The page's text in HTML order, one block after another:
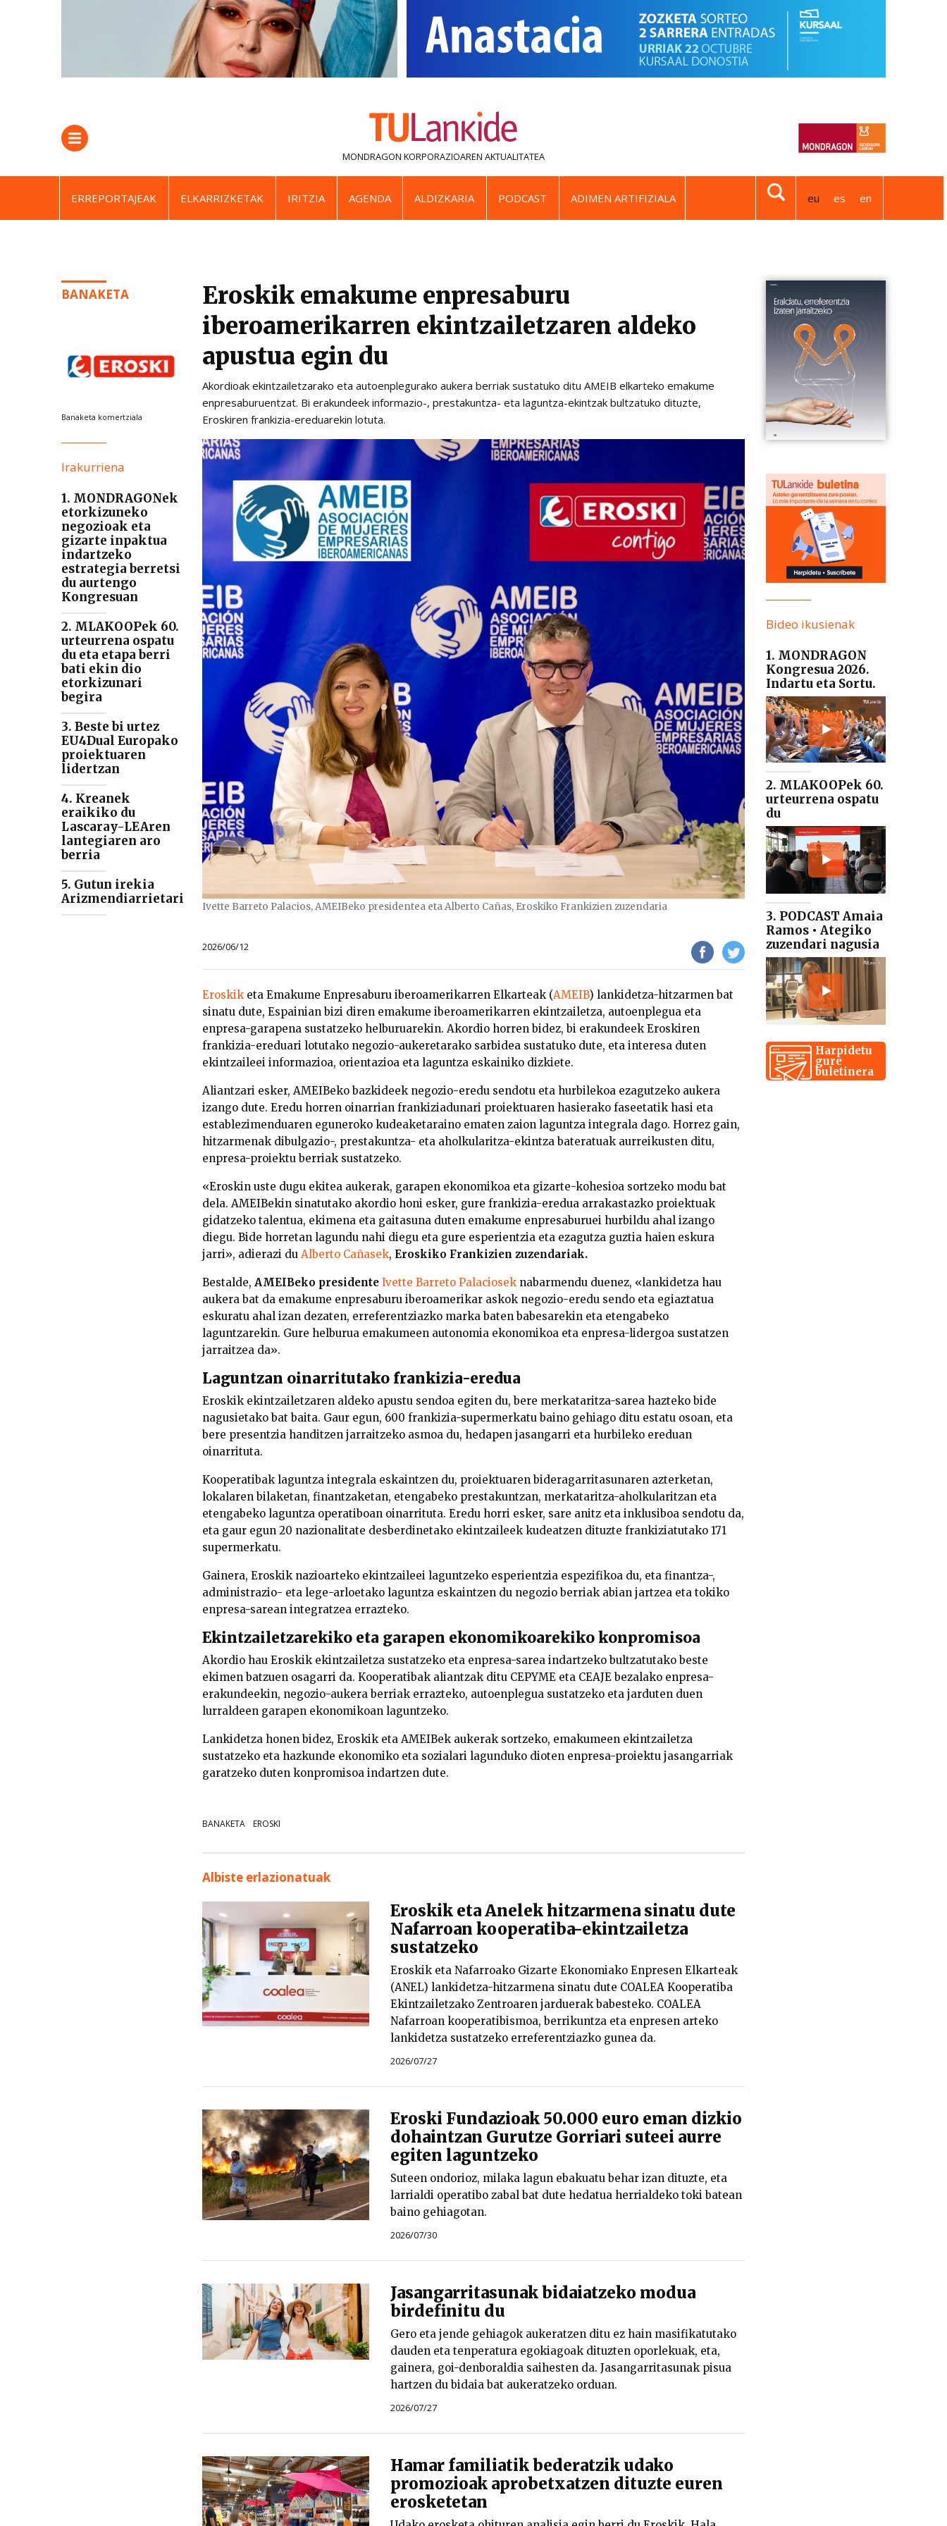
MONDRAGON KORPORAZIOAREN AKTUALITATEA
ERREPORTAJEAK ELKARRIZKETAK IRITZIA AGENDA ALDIZKARIA PODCAST ADIMEN ARTIFIZIALA eu es en
BANAKETA
Banaketa komertziala
Irakurriena
1. MONDRAGONek
etorkizuneko
negozioak eta
gizarte inpaktua
indartzeko
estrategia berretsi
du aurtengo
Kongresuan
2. MLAKOOPek 60.
urteurrena ospatu
du eta etapa berri
bati ekin dio
etorkizunari
begira
3. Beste bi urtez
EU4Dual Europako
proiektuaren
lidertzan
4. Kreanek
eraikiko du
Lascaray-LEAren
lantegiaren aro
berria
5. Gutun irekia
Arizmendiarrietari
Eroskik emakume enpresaburu
iberoamerikarren ekintzailetzaren aldeko
apustua egin du
Akordioak ekintzailetzarako eta autoenplegurako aukera berriak sustatuko ditu AMEIB elkarteko emakume
enpresaburuentzat. Bi erakundeek informazio-, prestakuntza- eta laguntza-ekintzak bultzatuko dituzte,
Eroskiren frankizia-ereduarekin lotuta.
Ivette Barreto Palacios, AMEIBeko presidentea eta Alberto Cañas, Eroskiko Frankizien zuzendaria
2026/06/12
Eroskik eta Emakume Enpresaburu iberoamerikarren Elkarteak (AMEIB) lankidetza-hitzarmen bat
sinatu dute, Espainian bizi diren emakume iberoamerikarren ekintzailetza, autoenplegua eta
enpresa-garapena sustatzeko helburuarekin. Akordio horren bidez, bi erakundeek Eroskiren
frankizia-ereduari lotutako negozio-aukeretarako sarbidea sustatuko dute, eta interesa duten
ekintzaileei informazioa, orientazioa eta laguntza eskainiko dizkiete.
Aliantzari esker, AMEIBeko bazkideek negozio-eredu sendotu eta hurbilekoa ezagutzeko aukera
izango dute. Eredu horren oinarrian frankiziadunari proiektuaren hasierako faseetatik hasi eta
establezimenduaren eguneroko kudeaketaraino ematen zaion laguntza integrala dago. Horrez gain,
hitzarmenak dibulgazio-, prestakuntza- eta aholkularitza-ekintza bateratuak aurreikusten ditu,
enpresa-proiektu berriak sustatzeko.
«Eroskin uste dugu ekitea aukerak, garapen ekonomikoa eta gizarte-kohesioa sortzeko modu bat
dela. AMEIBekin sinatutako akordio honi esker, gure frankizia-eredua arrakastazko proiektuak
gidatzeko talentua, ekimena eta gaitasuna duten emakume enpresaburuei hurbildu ahal izango
diegu. Bide horretan lagundu nahi diegu eta gure esperientzia eta ezagutza guztia haien eskura
jarri», adierazi du Alberto Cañasek, Eroskiko Frankizien zuzendariak.
Bestalde, AMEIBeko presidente Ivette Barreto Palaciosek nabarmendu duenez, «lankidetza hau
aukera bat da emakume enpresaburu iberoamerikar askok negozio-eredu sendo eta egiaztatua
eskuratu ahal izan dezaten, erreferentziazko marka baten babesarekin eta etengabeko
laguntzarekin. Gure helburua emakumeen autonomia ekonomikoa eta enpresa-lidergoa sustatzen
jarraitzea da».
Laguntzan oinarritutako frankizia-eredua
Eroskik ekintzailetzaren aldeko apustu sendoa egiten du, bere merkataritza-sarea hazteko bide
nagusietako bat baita. Gaur egun, 600 frankizia-supermerkatu baino gehiago ditu estatu osoan, eta
bere presentzia handitzen jarraitzeko asmoa du, hedapen jasangarri eta hurbileko ereduan
oinarrituta.
Kooperatibak laguntza integrala eskaintzen du, proiektuaren bideragarritasunaren azterketan,
lokalaren bilaketan, finantzaketan, etengabeko prestakuntzan, merkataritza-aholkularitzan eta
etengabeko laguntza operatiboan oinarrituta. Eredu horri esker, sare anitz eta inklusiboa sendotu da,
eta gaur egun 20 nazionalitate desberdinetako ekintzaileek kudeatzen dituzte frankiziatutako 171
supermerkatu.
Gainera, Eroskik nazioarteko ekintzaileei laguntzeko esperientzia espezifikoa du, eta finantza-,
administrazio- eta lege-arloetako laguntza eskaintzen du negozio berriak abian jartzea eta tokiko
enpresa-sarean integratzea errazteko.
Ekintzailetzarekiko eta garapen ekonomikoarekiko konpromisoa
Akordio hau Eroskik ekintzailetza sustatzeko eta enpresa-sarea indartzeko bultzatutako beste
ekimen batzuen osagarri da. Kooperatibak aliantzak ditu CEPYME eta CEAJE bezalako enpresa-
erakundeekin, negozio-aukera berriak errazteko, autoenplegua sustatzeko eta jarduten duen
lurraldeen garapen ekonomikoan laguntzeko.
Lankidetza honen bidez, Eroskik eta AMEIBek aukerak sortzeko, emakumeen ekintzailetza
sustatzeko eta hazkunde ekonomiko eta sozialari lagunduko dioten enpresa-proiektu jasangarriak
garatzeko duten konpromisoa indartzen dute.
BANAKETA EROSKI
Albiste erlazionatuak
Eroskik eta Anelek hitzarmena sinatu dute
Nafarroan kooperatiba-ekintzailetza
sustatzeko
Eroskik eta Nafarroako Gizarte Ekonomiako Enpresen Elkarteak
(ANEL) lankidetza-hitzarmena sinatu dute COALEA Kooperatiba
Ekintzailetzako Zentroaren jarduerak babesteko. COALEA
Nafarroan kooperatibismoa, berrikuntza eta enpresen arteko
lankidetza sustatzeko erreferentziazko gunea da.
2026/07/27
Eroski Fundazioak 50.000 euro eman dizkio
dohaintzan Gurutze Gorriari suteei aurre
egiten laguntzeko
Suteen ondorioz, milaka lagun ebakuatu behar izan dituzte, eta
larrialdi operatibo zabal bat dute hedatua herrialdeko toki batean
baino gehiagotan.
2026/07/30
Jasangarritasunak bidaiatzeko modua
birdefinitu du
Gero eta jende gehiagok aukeratzen ditu ez hain masifikatutako
dauden eta tenperatura egokiagoak dituzten oporlekuak, eta,
gainera, goi-denboraldia saihesten da. Jasangarritasunak pisua
hartzen du bidaia bat aukeratzeko orduan.
2026/07/27
Hamar familiatik bederatzik udako
promozioak aprobetxatzen dituzte euren
erosketetan
Bideo ikusienak
1. MONDRAGON
Kongresua 2026.
Indartu eta Sortu.
2. MLAKOOPek 60.
urteurrena ospatu
du
3. PODCAST Amaia
Ramos • Ategiko
zuzendari nagusia
Harpidetu
gure
buletinera